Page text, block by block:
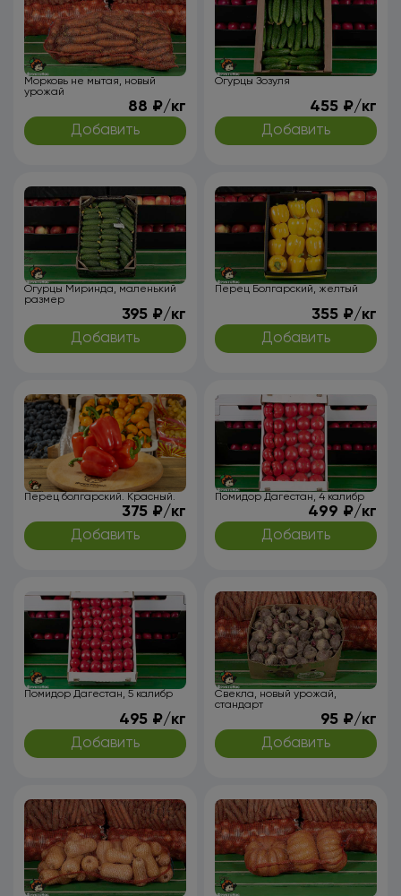
Морковь не мытая, новый
урожай
88 ₽/кг
Добавить
Огурцы Зозуля
455 ₽/кг
Добавить
Огурцы Миринда, маленький
размер
395 ₽/кг
Добавить
Перец Болгарский, желтый
355 ₽/кг
Добавить
Перец болгарский. Красный.
375 ₽/кг
Добавить
Помидор Дагестан, 4 калибр
499 ₽/кг
Добавить
Помидор Дагестан, 5 калибр
495 ₽/кг
Добавить
Свекла, новый урожай,
стандарт
95 ₽/кг
Добавить